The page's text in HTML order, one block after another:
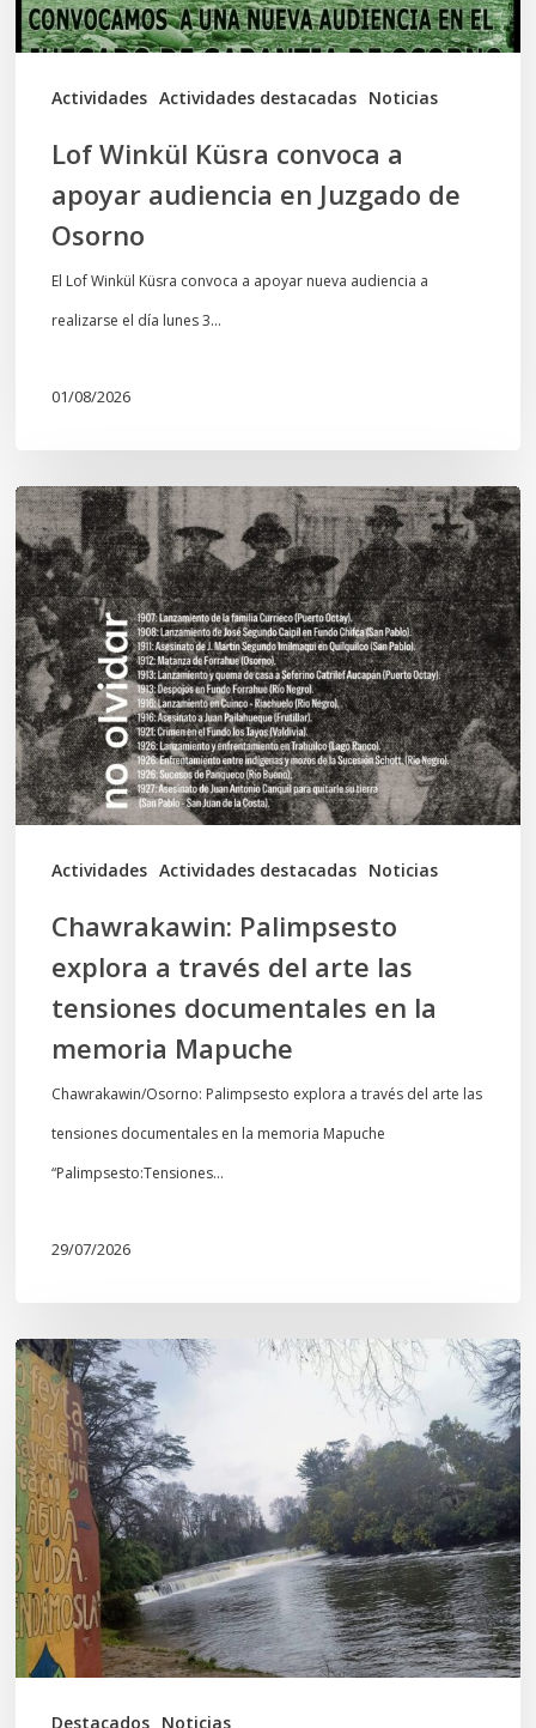
Actividades Actividades destacadas Noticias
en
Juzgado
Lof Winkül Küsra convoca a
apoyar audiencia en Juzgado de
Osorno
El Lof Winkül Küsra convoca a apoyar nueva audiencia a
realizarse el día lunes 3…
01/08/2026
Actividades Actividades destacadas Noticias
Chawrakawin:
Palimpsesto
explora
a
través
del
arte
las
tensiones
documentales
memoria
Mapuche
Chawrakawin: Palimpsesto
explora a través del arte las
tensiones documentales en la
memoria Mapuche
Chawrakawin/Osorno: Palimpsesto explora a través del arte las
tensiones documentales en la memoria Mapuche
“Palimpsesto:Tensiones…
29/07/2026
Destacados Noticias
En
defensa
del
Salto
Donguil
y
el
territorio
Kuzpe
Mapu